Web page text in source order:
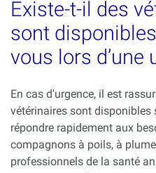
Existe-t-il des
sont
vous lors d’une
En cas d'urgence, il est
vétérinaires sont disponibles
répondre rapidement aux
compagnons à poils, à
professionnels de la santé